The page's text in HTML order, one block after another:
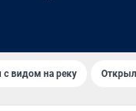
с видом на реку